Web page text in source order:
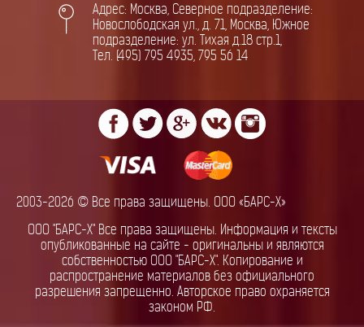
Адрес: Москва, Северное подразделение:
Новослободская ул., д. 71, Москва, Южное
подразделение: ул. Тихая д.18 стр.1,
Тел. (495) 795 4935, 795 56 14
2003-2026 © Все права защищены. ООО «БАРС-Х»
ООО "БАРС-Х" Все права защищены. Информация и тексты
опубликованные на сайте - оригинальны и являются
собственностью ООО "БАРС-Х". Копирование и
распространение материалов без официального
разрешения запрещенно. Авторское право охраняется
законом РФ.